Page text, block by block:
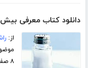
دانلود کتاب معرفی بیش از 80 خواص نمک و
از:
۸ صفحه